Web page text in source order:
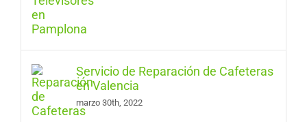
Servicio de Reparación de Cafeteras
en Valencia
marzo 30th, 2022